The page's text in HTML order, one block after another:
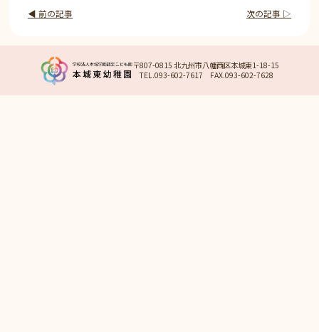
◀︎ 前の記事 次の記事 ▷
〒807-0815 北九州市八幡西区本城東1-18-15
TEL.093-602-7617 FAX.093-602-7628